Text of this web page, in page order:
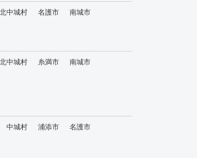
北中城村 名護市 南城市
北中城村 糸満市
南城市
中城村 浦添市
名護市